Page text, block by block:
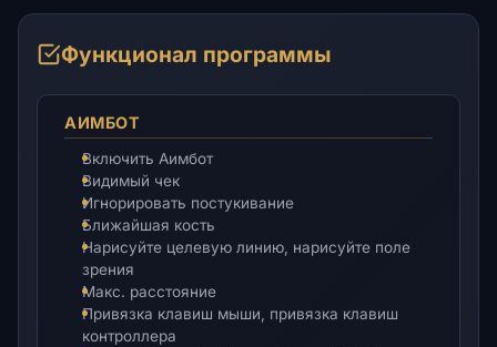
Функционал программы
АИМБОТ
Включить Аимбот
Видимый чек
Игнорировать постукивание
Ближайшая кость
Нарисуйте целевую линию, нарисуйте поле
зрения
Макс. расстояние
Привязка клавиш мыши, привязка клавиш
контроллера